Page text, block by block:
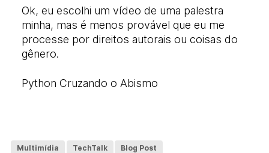
Ok, eu escolhi um vídeo de uma palestra
minha, mas é menos provável que eu me
processe por direitos autorais ou coisas do
gênero.
Python Cruzando o Abismo
Multimídia TechTalk Blog Post